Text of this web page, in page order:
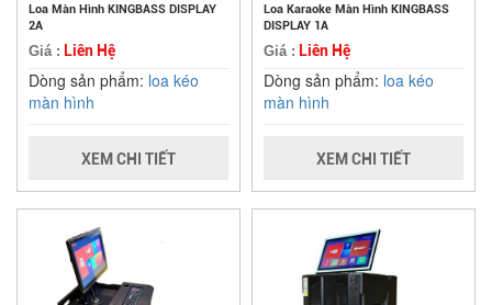
Loa Màn Hình KINGBASS DISPLAY
2A
Giá : Liên Hệ
Dòng sản phẩm: loa kéo
màn hình
XEM CHI TIẾT
Loa Karaoke Màn Hình KINGBASS
DISPLAY 1A
Giá : Liên Hệ
Dòng sản phẩm: loa kéo
màn hình
XEM CHI TIẾT